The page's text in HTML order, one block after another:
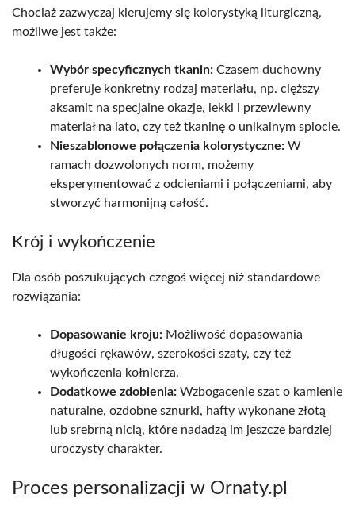
Chociaż zazwyczaj kierujemy się kolorystyką liturgiczną,
możliwe jest także:
Wybór specyficznych tkanin: Czasem duchowny
preferuje konkretny rodzaj materiału, np. cięższy
aksamit na specjalne okazje, lekki i przewiewny
materiał na lato, czy też tkaninę o unikalnym splocie.
Nieszablonowe połączenia kolorystyczne: W
ramach dozwolonych norm, możemy
eksperymentować z odcieniami i połączeniami, aby
stworzyć harmonijną całość.
Krój i wykończenie
Dla osób poszukujących czegoś więcej niż standardowe
rozwiązania:
Dopasowanie kroju: Możliwość dopasowania
długości rękawów, szerokości szaty, czy też
wykończenia kołnierza.
Dodatkowe zdobienia: Wzbogacenie szat o kamienie
naturalne, ozdobne sznurki, hafty wykonane złotą
lub srebrną nicią, które nadadzą im jeszcze bardziej
uroczysty charakter.
Proces personalizacji w Ornaty.pl